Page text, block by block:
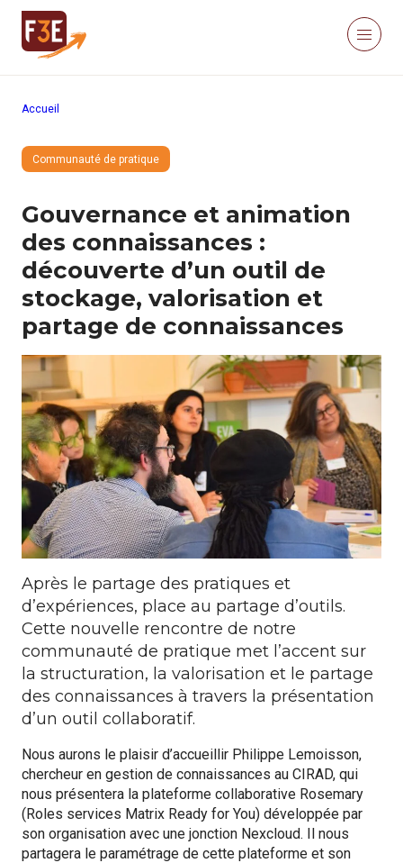
Aller au contenu principal
Menu
Recherche sur le site
Nous connaître
Ressources Click’Études
Je m’informe
Méthodologies
Études
Formations
Communautés de pratique
Expérimentations
Évènements
Parcours membre
Accueil
Communauté de pratique
Gouvernance et animation
des connaissances :
découverte d’un outil de
stockage, valorisation et
partage de connaissances
Après le partage des pratiques et
d’expériences, place au partage d’outils.
Cette nouvelle rencontre de notre
communauté de pratique met l’accent sur
la structuration, la valorisation et le partage
des connaissances à travers la présentation
d’un outil collaboratif.
Nous aurons le plaisir d’accueillir Philippe Lemoisson,
chercheur en gestion de connaissances au CIRAD, qui
nous présentera la plateforme collaborative Rosemary
(Roles services Matrix Ready for You) développée par
son organisation avec une jonction Nexcloud. Il nous
partagera le paramétrage de cette plateforme et son
Panneau de gestion des cookies